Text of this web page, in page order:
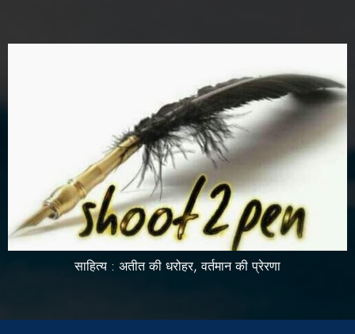
साहित्य : अतीत की धरोहर, वर्तमान की प्रेरणा